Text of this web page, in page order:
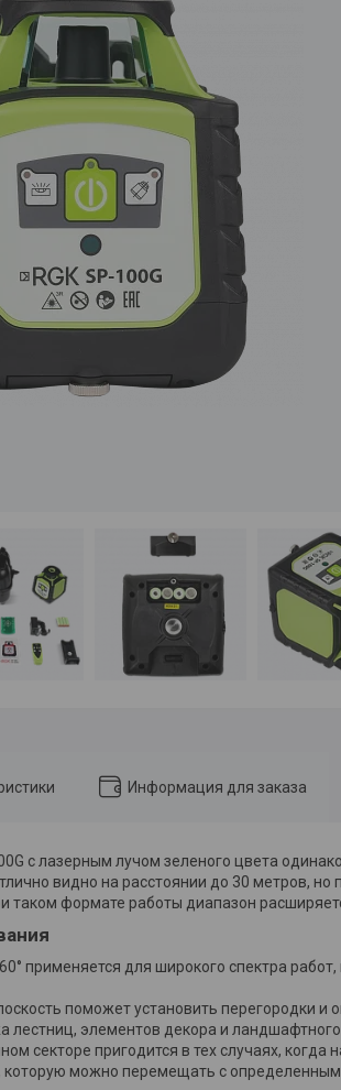
Информация для заказа
с лазерным лучом зеленого цвета
видно на расстоянии до 30 метров,
таком формате работы диапазон
применяется для широкого спектра
поможет установить перегородки и
лестниц, элементов декора и ландшафтного
секторе пригодится в тех случаях, когда
которую можно перемещать с